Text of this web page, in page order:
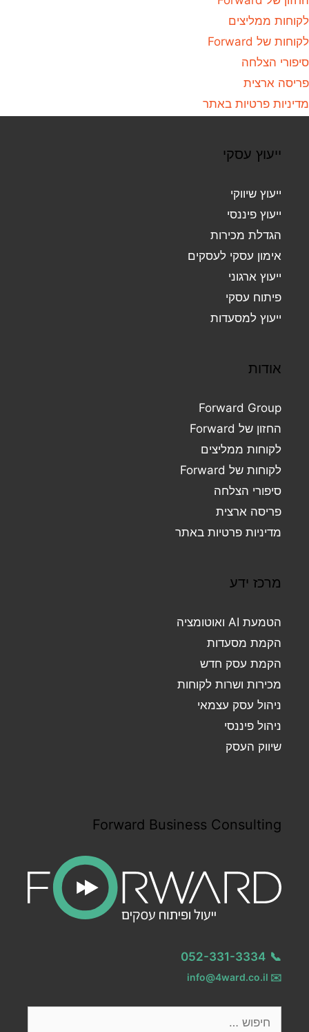
לקוחות ממליצים
לקוחות של Forward
סיפורי הצלחה
פריסה ארצית
מדיניות פרטיות באתר
ייעוץ עסקי
ייעוץ שיווקי
ייעוץ פיננסי
הגדלת מכירות
אימון עסקי לעסקים
ייעוץ ארגוני
פיתוח עסקי
ייעוץ למסעדות
אודות
Forward Group
החזון של Forward
לקוחות ממליצים
לקוחות של Forward
סיפורי הצלחה
פריסה ארצית
מדיניות פרטיות באתר
מרכז ידע
הטמעת AI ואוטומציה
הקמת מסעדות
הקמת עסק חדש
מכירות ושרות לקוחות
ניהול עסק עצמאי
ניהול פיננסי
שיווק העסק
Forward Business Consulting
📞
052-331-3334
✉️
info@4ward.co.il